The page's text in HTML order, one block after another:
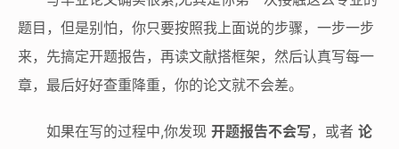
题目，但是别怕，你只要按照我上面说的步骤，一步一步
来，先搞定开题报告，再读文献搭框架，然后认真写每一
章，最后好好查重降重，你的论文就不会差。
如果在写的过程中,你发现 开题报告不会写，或者 论